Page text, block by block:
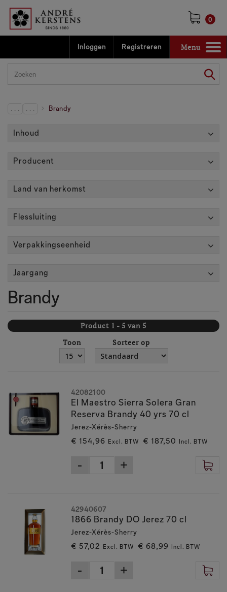
0
Inloggen Registreren
Toggle
navigation
Menu
. . . . . . Brandy
Inhoud
Producent
Land van herkomst
Flessluiting
Verpakkingseenheid
Jaargang
Brandy
Product 1 - 5 van 5
Toon
Sorteer op
El Maestro Sierra Solera Gran
Reserva Brandy 40 yrs 70 cl
Jerez-Xérès-Sherry
€ 154,96 Excl. BTW € 187,50 Incl. BTW
42082100
1866 Brandy DO Jerez 70 cl
Jerez-Xérès-Sherry
€ 57,02 Excl. BTW € 68,99 Incl. BTW
42940607